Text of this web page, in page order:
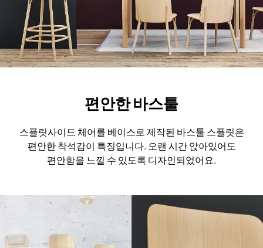
편안한 바스툴
스플릿사이드 체어를 베이스로 제작된 바스툴 스플릿은
편안한 착석감이 특징입니다. 오랜 시간 앉아있어도
편안함을 느낄 수 있도록 디자인되었어요.